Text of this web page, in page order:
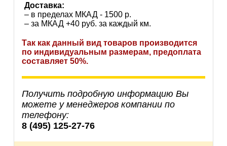
Доставка:
– в пределах МКАД - 1500 р.
– за МКАД +40 руб. за каждый км.
Так как данный вид товаров производится
по индивидуальным размерам, предоплата
составляет 50%.
Получить подробную информацию Вы
можете у менеджеров компании по
телефону:
8 (495) 125-27-76